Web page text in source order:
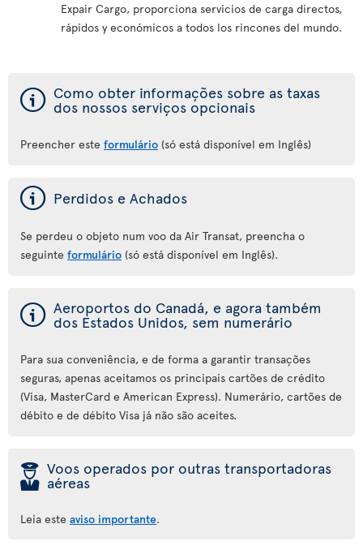
Expair Cargo, proporciona servicios de carga directos,
rápidos y económicos a todos los rincones del mundo.
ý Como obter informações sobre as taxas
dos nossos serviços opcionais
Preencher este formulário (só está disponível em Inglês)
ý Perdidos e Achados
Se perdeu o objeto num voo da Air Transat, preencha o
seguinte formulário (só está disponível em Inglês).
ý Aeroportos do Canadá, e agora também
dos Estados Unidos, sem numerário
Para sua conveniência, e de forma a garantir transações
seguras, apenas aceitamos os principais cartões de crédito
(Visa, MasterCard e American Express). Numerário, cartões de
débito e de débito Visa já não são aceites.
þ Voos operados por outras transportadoras
aéreas
Leia este aviso importante.